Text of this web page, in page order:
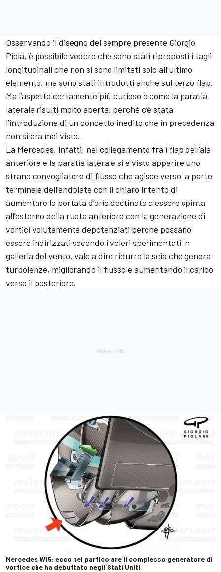
Osservando il disegno del sempre presente Giorgio
Piola, è possibile vedere che sono stati riproposti i tagli
longitudinali che non si sono limitati solo all’ultimo
elemento, ma sono stati introdotti anche sul terzo flap.
Ma l’aspetto certamente più curioso è come la paratia
laterale risulti molto aperta, perché c’è stata
l’introduzione di un concetto inedito che in precedenza
non si era mai visto.
La Mercedes, infatti, nel collegamento fra i flap dell’ala
anteriore e la paratia laterale si è visto apparire uno
strano convogliatore di flusso che agisce verso la parte
terminale dell’endplate con il chiaro intento di
aumentare la portata d’aria destinata a essere spinta
all’esterno della ruota anteriore con la generazione di
vortici volutamente depotenziati perché possano
essere indirizzati secondo i voleri sperimentati in
galleria del vento, vale a dire ridurre la scia che genera
turbolenze, migliorando il flusso e aumentando il carico
verso il posteriore.
Mercedes W15: ecco nel particolare il complesso generatore di
vortice che ha debuttato negli Stati Uniti